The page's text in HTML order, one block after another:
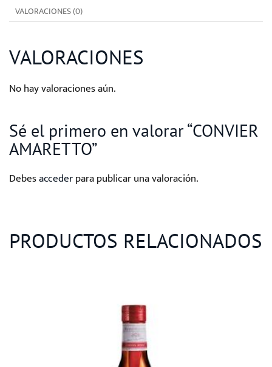
VALORACIONES (0)
VALORACIONES
No hay valoraciones aún.
Sé el primero en valorar “CONVIER
AMARETTO”
Debesaccederpara publicar una valoración.
PRODUCTOS RELACIONADOS